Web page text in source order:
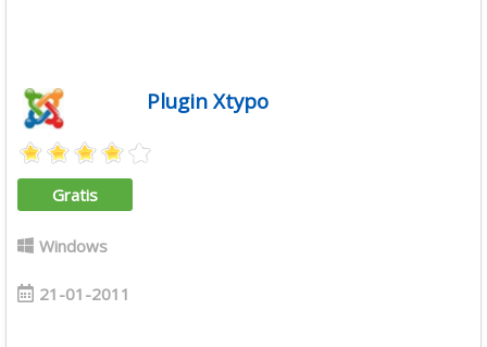
Plugin Xtypo
Gratis
Windows
21-01-2011